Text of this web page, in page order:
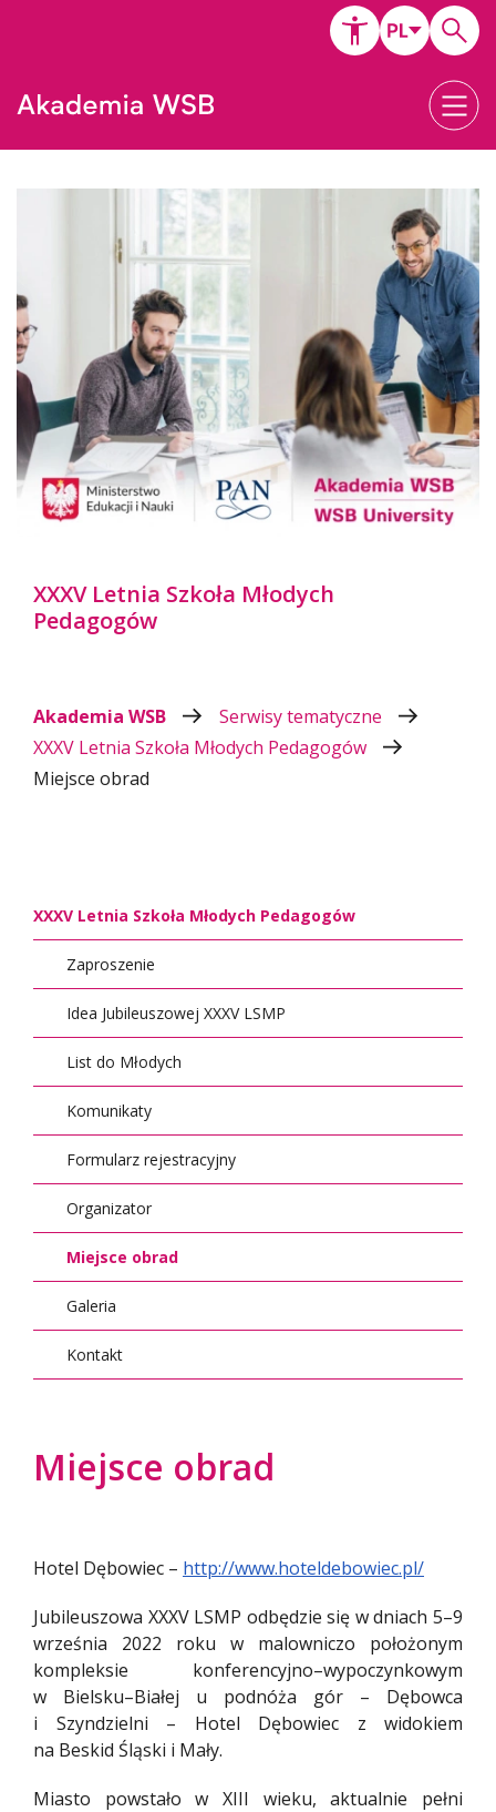
XXXV Letnia Szkoła Młodych
Pedagogów
Akademia WSB
Serwisy tematyczne
XXXV Letnia Szkoła Młodych Pedagogów
Miejsce obrad
XXXV Letnia Szkoła Młodych Pedagogów
Zaproszenie
Idea Jubileuszowej XXXV LSMP
List do Młodych
Komunikaty
Formularz rejestracyjny
Organizator
Miejsce obrad
Galeria
Kontakt
Miejsce obrad
Hotel Dębowiec – http://www.hoteldebowiec.pl/
Jubileuszowa XXXV LSMP odbędzie się w dniach 5–9
września 2022 roku w malowniczo położonym
kompleksie konferencyjno–wypoczynkowym
w Bielsku–Białej u podnóża gór – Dębowca
i Szyndzielni – Hotel Dębowiec z widokiem
na Beskid Śląski i Mały.
Miasto powstało w XIII wieku, aktualnie pełni